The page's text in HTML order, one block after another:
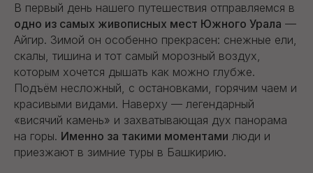
В первый день нашего путешествия отправляемся в
одно из самых живописных мест Южного Урала —
Айгир. Зимой он особенно прекрасен: снежные ели,
скалы, тишина и тот самый морозный воздух,
которым хочется дышать как можно глубже.
Подъём несложный, с остановками, горячим чаем и
красивыми видами. Наверху — легендарный
«висячий камень» и захватывающая дух панорама
на горы. Именно за такими моментами люди и
приезжают в зимние туры в Башкирию.